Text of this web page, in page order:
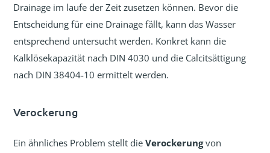
Drainage im laufe der Zeit zusetzen können. Bevor die
Entscheidung für eine Drainage fällt, kann das Wasser
entsprechend untersucht werden. Konkret kann die
Kalklösekapazität nach DIN 4030 und die Calcitsättigung
nach DIN 38404-10 ermittelt werden.
Verockerung
Ein ähnliches Problem stellt dieVerockerungvon